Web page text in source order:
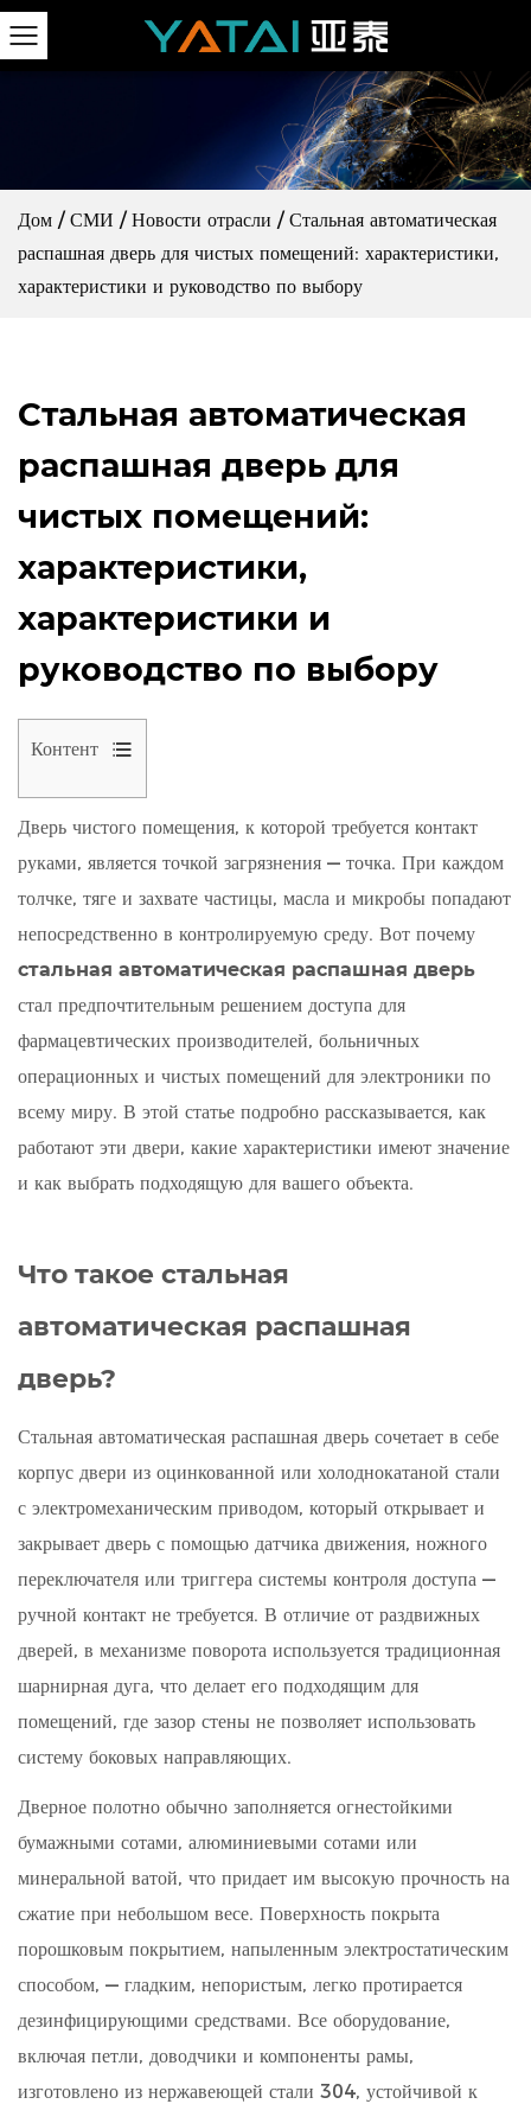
Дом / СМИ / Новости отрасли / Стальная автоматическая
распашная дверь для чистых помещений: характеристики,
характеристики и руководство по выбору
Стальная автоматическая
распашная дверь для
чистых помещений:
характеристики,
характеристики и
руководство по выбору
Контент
1
Что
такое
стальная
автоматическая
распашная
Почему
сталь
предпочтительнее
других
материалов?
характеристики,
указать
покупкой
4
Методы
активации:
5
Контрольный
список
установки
обслуживания
6
Какие
приложения
для
чистых
помещений
приносят
Дверь чистого помещения, к которой требуется контакт
руками, является точкой загрязнения — точка. При каждом
толчке, тяге и захвате частицы, масла и микробы попадают
непосредственно в контролируемую среду. Вот почему
стальная автоматическая распашная дверь
стал предпочтительным решением доступа для
фармацевтических производителей, больничных
операционных и чистых помещений для электроники по
всему миру. В этой статье подробно рассказывается, как
работают эти двери, какие характеристики имеют значение
и как выбрать подходящую для вашего объекта.
Что такое стальная
автоматическая распашная
дверь?
Стальная автоматическая распашная дверь сочетает в себе
корпус двери из оцинкованной или холоднокатаной стали
с электромеханическим приводом, который открывает и
закрывает дверь с помощью датчика движения, ножного
переключателя или триггера системы контроля доступа —
ручной контакт не требуется. В отличие от раздвижных
дверей, в механизме поворота используется традиционная
шарнирная дуга, что делает его подходящим для
помещений, где зазор стены не позволяет использовать
систему боковых направляющих.
Дверное полотно обычно заполняется огнестойкими
бумажными сотами, алюминиевыми сотами или
минеральной ватой, что придает им высокую прочность на
сжатие при небольшом весе. Поверхность покрыта
порошковым покрытием, напыленным электростатическим
способом, — гладким, непористым, легко протирается
дезинфицирующими средствами. Все оборудование,
включая петли, доводчики и компоненты рамы,
изготовлено из нержавеющей стали 304, устойчивой к